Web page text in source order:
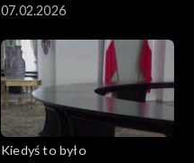
07.02.2026
Kiedyś to było